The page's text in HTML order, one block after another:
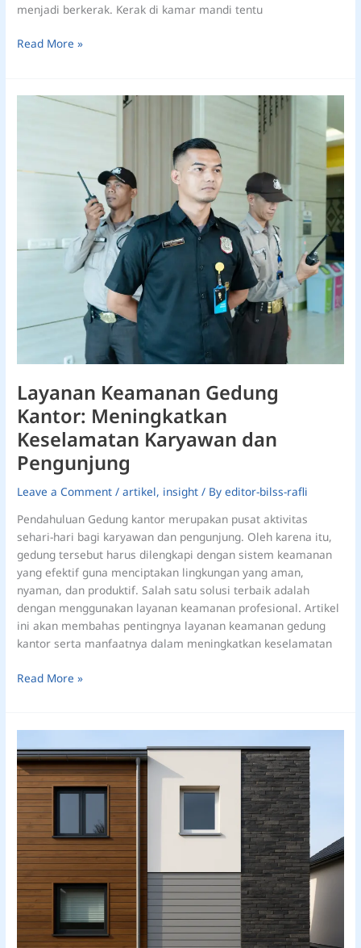
menjadi berkerak. Kerak di kamar mandi tentu
Read More »
Layanan Keamanan Gedung
Kantor: Meningkatkan
Keselamatan Karyawan dan
Pengunjung
Leave a Comment /artikel, insight / Byeditor-bilss-rafli
Pendahuluan Gedung kantor merupakan pusat aktivitas
sehari-hari bagi karyawan dan pengunjung. Oleh karena itu,
gedung tersebut harus dilengkapi dengan sistem keamanan
yang efektif guna menciptakan lingkungan yang aman,
nyaman, dan produktif. Salah satu solusi terbaik adalah
dengan menggunakan layanan keamanan profesional. Artikel
ini akan membahas pentingnya layanan keamanan gedung
kantor serta manfaatnya dalam meningkatkan keselamatan
Layanan
Meningkatkan
Keselamatan
Pengunjung
Read More »
Fasad
Fleksibel:
Solusi
Modern
untuk
Perawatan
Rumah
yang
Mudah
dan
Tahan